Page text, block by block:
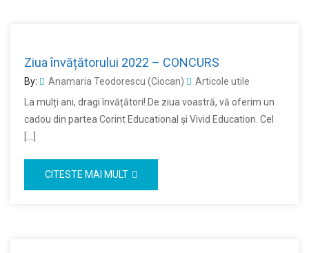
Ziua învățătorului 2022 – CONCURS
By: Anamaria Teodorescu (Ciocan)
Articole utile
La mulți ani, dragi învățători! De ziua voastră, vă oferim un
cadou din partea Corint Educational și Vivid Education. Cel
CITESTE MAI MULT